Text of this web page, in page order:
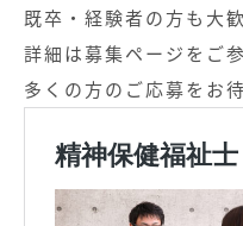
既卒・経験者の方も大歓
詳細は募集ページをご
多くの方のご応募をお